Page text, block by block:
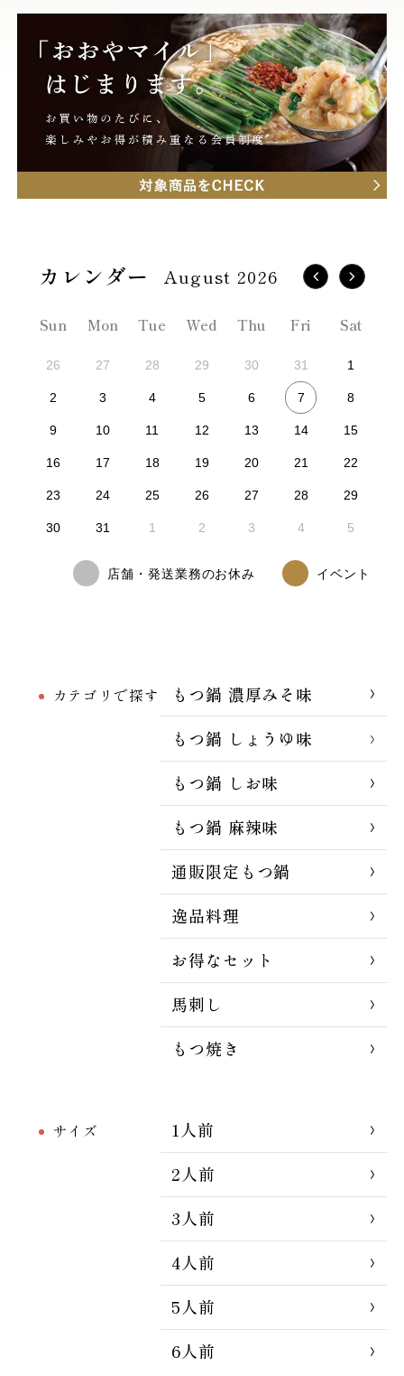
カテゴリで探す
もつ鍋 濃厚みそ味
もつ鍋 しょうゆ味
もつ鍋 しお味
もつ鍋 麻辣味
通販限定もつ鍋
逸品料理
お得なセット
馬刺し
もつ焼き
サイズ
1人前
2人前
3人前
4人前
5人前
6人前
August 2026
Sun Mon Tue Wed Thu Fri Sat
26 27 28 29 30 31 1
2 3 4 5 6 7 8
9 10 11 12 13 14 15
16 17 18 19 20 21 22
23 24 25 26 27 28 29
30 31 1 2 3 4 5
店舗・発送業務のお休み イベント